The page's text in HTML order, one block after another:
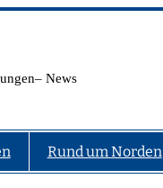
News
Rund um Norden